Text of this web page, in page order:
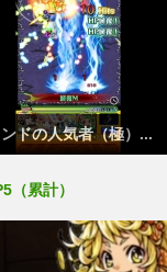
ドの人気者（極）...
（累計）